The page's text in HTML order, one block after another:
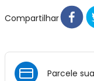
Compartilhar
Parcele